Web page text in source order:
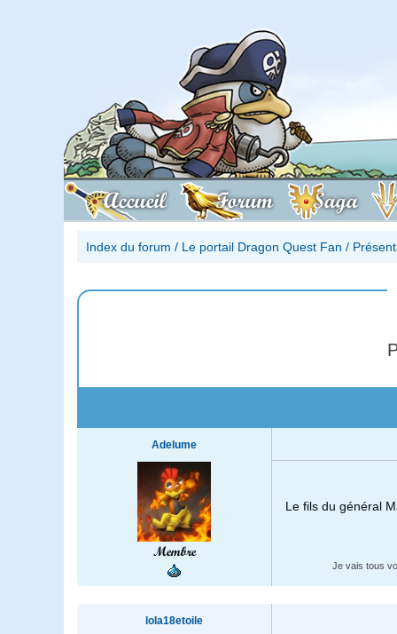
Accueil Forum Saga
Index du forum / Le portail Dragon Quest Fan /
Adelume
Membre
Le fils du général
Je vais tous
lola18etoile